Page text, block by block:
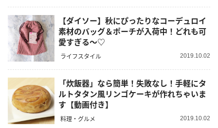
【ダイソー】秋にぴったりなコーデュロイ
素材のバッグ＆ポーチが入荷中！どれも可
愛すぎる～♡
ライフスタイル 2019.10.02
「炊飯器」なら簡単！失敗なし！手軽にタ
ルトタタン風リンゴケーキが作れちゃいま
す【動画付き】
料理・グルメ 2019.10.02